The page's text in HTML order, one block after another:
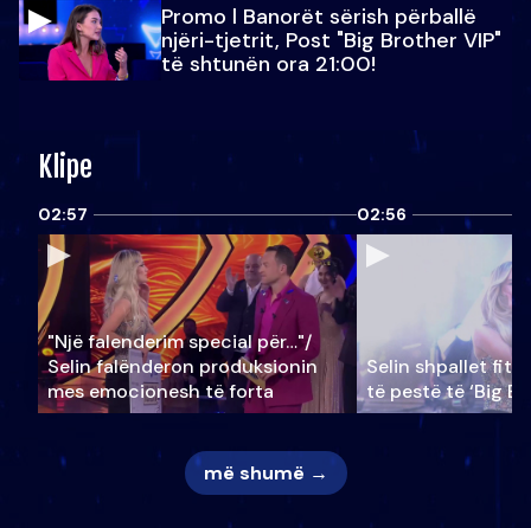
Promo l Banorët sërish përballë
njëri-tjetrit, Post "Big Brother VIP"
të shtunën ora 21:00!
Klipe
02:57
"Një falenderim special për…"/
Selin falënderon produksionin
mes emocionesh të forta
02:56
Selin shpallet
të pestë të ‘Big
më shumë →